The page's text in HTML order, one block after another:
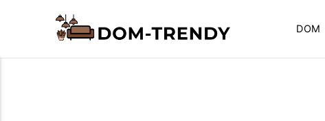
DOM